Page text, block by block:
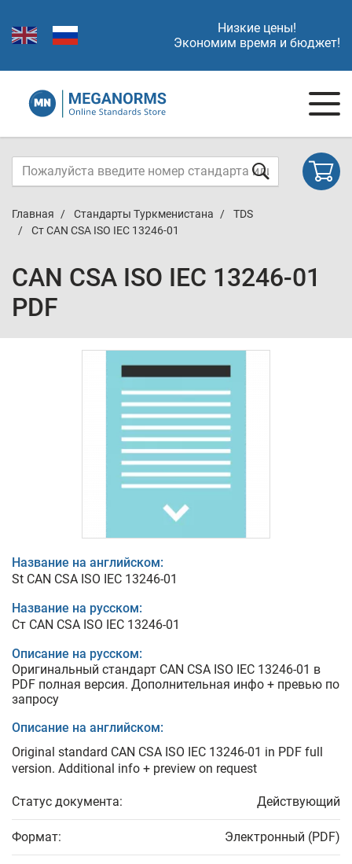
Низкие цены!
Экономим время и бюджет!
Главная Стандарты Туркменистана
TDS
Ст CAN CSA ISO IEC 13246-01
CAN CSA ISO IEC 13246-01
PDF
Название на английском:
St CAN CSA ISO IEC 13246-01
Название на русском:
Ст CAN CSA ISO IEC 13246-01
Описание на русском:
Оригинальный стандарт CAN CSA ISO IEC 13246-01 в
PDF полная версия. Дополнительная инфо + превью по
запросу
Описание на английском:
Original standard CAN CSA ISO IEC 13246-01 in PDF full
version. Additional info + preview on request
Статус документа: Действующий
Формат: Электронный (PDF)